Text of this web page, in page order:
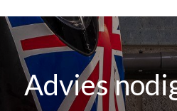
Advies